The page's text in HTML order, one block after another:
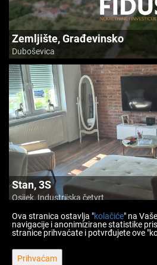
Zemljište, Građevinsko
Duboševica
Stan, 3S
Osijek, Industrijska četvrt
Ova stranica ostavlja "kolačiće" na
navigacije i anonimizirane statistike
stranice prihvaćate i potvrđujete ove
Prihvaćam